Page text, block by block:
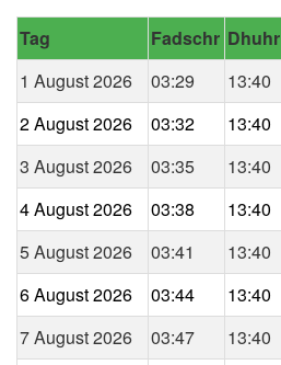
Tag Fadschr Dhuhr
1 August 2026
03:29 13:40
2 August 2026
03:32 13:40
3 August 2026
03:35 13:40
4 August 2026
03:38 13:40
5 August 2026
03:41 13:40
6 August 2026
03:44 13:40
7 August 2026
03:47 13:40